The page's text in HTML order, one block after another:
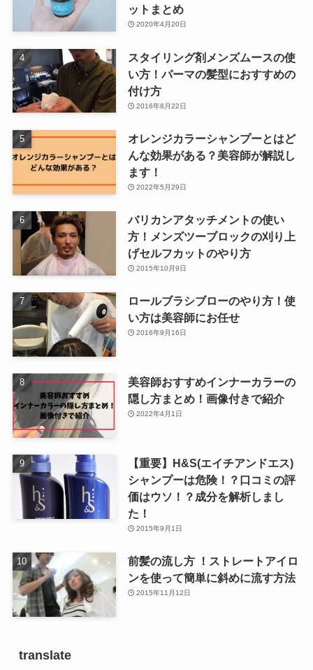
ットまとめ
2020年4月20日
スタイリング剤メンズムースの使
い方！パーマの髪型におすすめの
付け方
2016年8月22日
オレンジカラーシャンプーとはど
んな効果がある？美容師が解説し
ます！
2022年5月29日
バリカンアタッチメントの使い
方！メンズツーブロックの刈り上
げセルフカットのやり方
2015年10月9日
ロールブラシブローのやり方！使
い方は美容師にお任せ
2016年9月16日
美容師おすすめインナーカラーの
隠し方まとめ！画像付きで紹介
2022年4月1日
【重要】H&S(エイチアンドエス)
シャンプーは危険！？口コミの評
価はウソ！？成分を解析しまし
た！
2015年9月1日
前髪の流し方 ！ストレートアイロ
ンを使って簡単に斜めに流す方法
2015年11月12日
translate